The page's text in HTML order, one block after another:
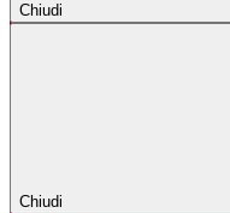
Chiudi
Chiudi